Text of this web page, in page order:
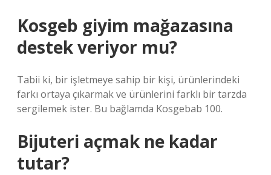
Kosgeb giyim mağazasına
destek veriyor mu?
Tabii ki, bir işletmeye sahip bir kişi, ürünlerindeki
farkı ortaya çıkarmak ve ürünlerini farklı bir tarzda
sergilemek ister. Bu bağlamda Kosgebab 100.
Bijuteri açmak ne kadar
tutar?